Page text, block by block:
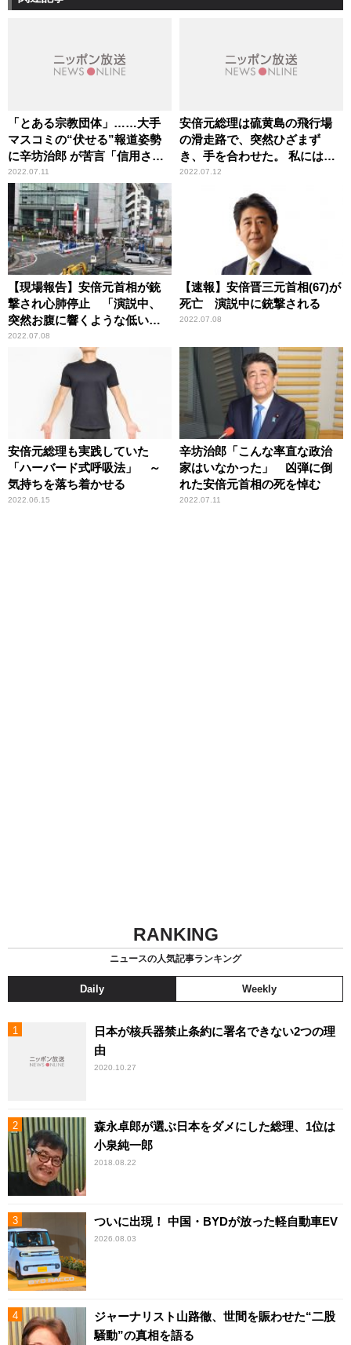
「とある宗教団体」……大手
マスコミの“伏せる”報道姿勢
に辛坊治郎 が苦言「信用され
ない」
2022.07.11
安倍元総理は硫黄島の飛行場
の滑走路で、突然ひざまず
き、手を合わせた。 私には何
が起きたか、分からなかっ
2022.07.12
【現場報告】安倍元首相が銃
撃され心肺停止 「演説中、
突然お腹に響くような低い音
が2回」
2022.07.08
【速報】安倍晋三元首相(67)が
死亡 演説中に銃撃される
2022.07.08
安倍元総理も実践していた
「ハーバード式呼吸法」 ～
気持ちを落ち着かせる
2022.06.15
辛坊治郎「こんな率直な政治
家はいなかった」 凶弾に倒
れた安倍元首相の死を悼む
2022.07.11
RANKING
ニュースの人気記事ランキング
Daily Weekly
日本が核兵器禁止条約に署名できない2つの理
由
2020.10.27
森永卓郎が選ぶ日本をダメにした総理、1位は
小泉純一郎
2018.08.22
ついに出現！ 中国・BYDが放った軽自動車EV
2026.08.03
ジャーナリスト山路徹、世間を賑わせた“二股
騒動”の真相を語る